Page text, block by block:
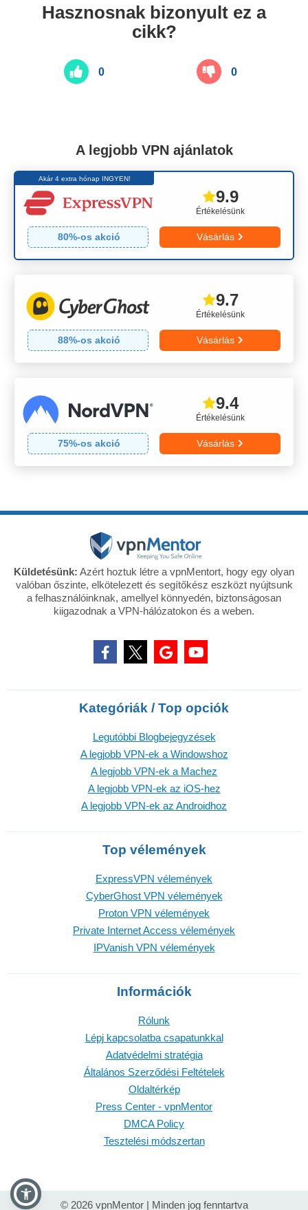
Hasznosnak bizonyult ez a
cikk?
0 0
A legjobb VPN ajánlatok
Akár 4 extra hónap INGYEN!
Értékelésünk
9.9
80%-os akció Vásárlás
Értékelésünk
9.7
88%-os akció Vásárlás
Értékelésünk
9.4
75%-os akció Vásárlás
Küldetésünk: Azért hoztuk létre a vpnMentort, hogy egy olyan
valóban őszinte, elkötelezett és segítőkész eszközt nyújtsunk
a felhasználóinknak, amellyel könnyedén, biztonságosan
kiigazodnak a VPN-hálózatokon és a weben.
Kategóriák / Top opciók
Legutóbbi Blogbejegyzések
A legjobb VPN-ek a Windowshoz
A legjobb VPN-ek a Machez
A legjobb VPN-ek az iOS-hez
A legjobb VPN-ek az Androidhoz
Top vélemények
ExpressVPN vélemények
CyberGhost VPN vélemények
Proton VPN vélemények
Private Internet Access vélemények
IPVanish VPN vélemények
Információk
Rólunk
Lépj kapcsolatba csapatunkkal
Adatvédelmi stratégia
Általános Szerződési Feltételek
Oldaltérkép
Press Center - vpnMentor
DMCA Policy
Tesztelési módszertan
© 2026 vpnMentor | Minden jog fenntartva